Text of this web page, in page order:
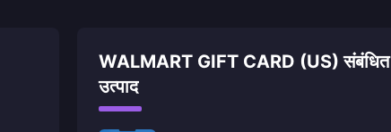
WALMART GIFT CARD (US) संबंधित
उत्पाद